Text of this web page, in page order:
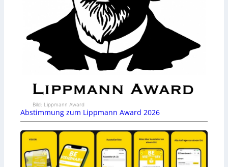
Bild: Lippmann Award
Abstimmung zum Lippmann Award 2026